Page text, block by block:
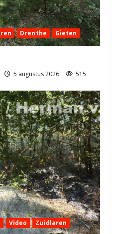
Drenthe Gieten
5 augustus 2026 515
Video Zuidlaren